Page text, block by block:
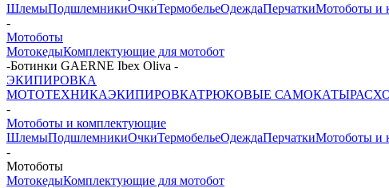
ШлемыПодшлемникиОчкиТермобельеОдеждаПерчаткиМотоботы и
-
Мотоботы
МотокедыКомплектующие для мотобот
-Ботинки GAERNE Ibex Oliva -
ЭКИПИРОВКА
МОТОТЕХНИКАЭКИПИРОВКАТРЮКОВЫЕ САМОКАТЫ
-
Мотоботы и комплектующие
ШлемыПодшлемникиОчкиТермобельеОдеждаПерчаткиМотоботы и
-
Мотоботы
МотокедыКомплектующие для мотобот